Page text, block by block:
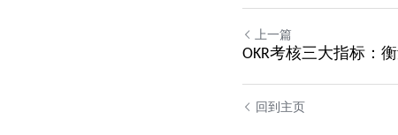
上一篇
OKR考核三大指标：
回到主页